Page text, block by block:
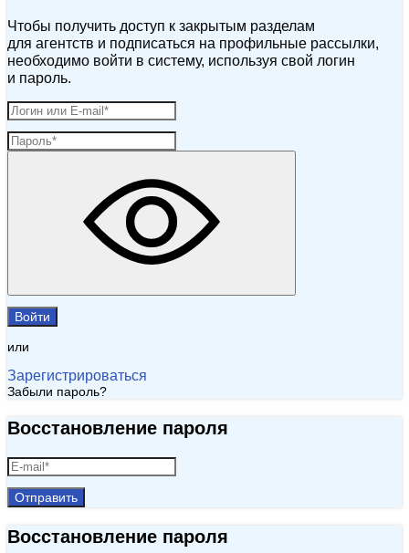
Чтобы получить доступ к закрытым разделам
для агентств и подписаться на профильные рассылки,
необходимо войти в систему, используя свой логин
и пароль.
Войти
или
Зарегистрироваться
Забыли пароль?
Восстановление пароля
Отправить
Восстановление пароля